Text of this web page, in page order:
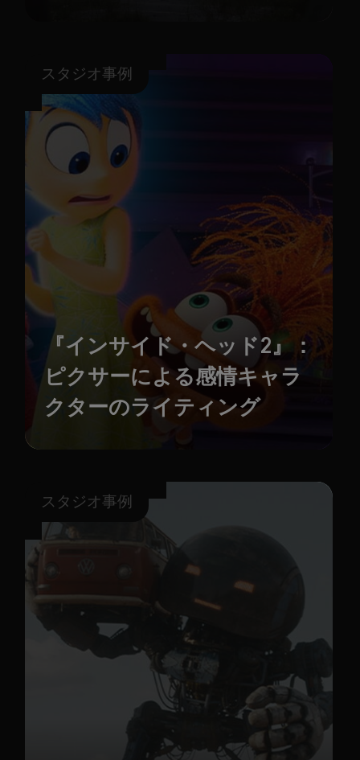
スタジオ事例
『インサイド・ヘッド2』：
ピクサーによる感情キャラ
クターのライティング
スタジオ事例